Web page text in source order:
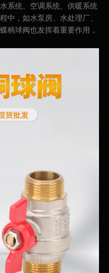
系统、空调系统、供暖系统
中，如水泵房、水处理厂、
柄球阀也发挥着重要作用，